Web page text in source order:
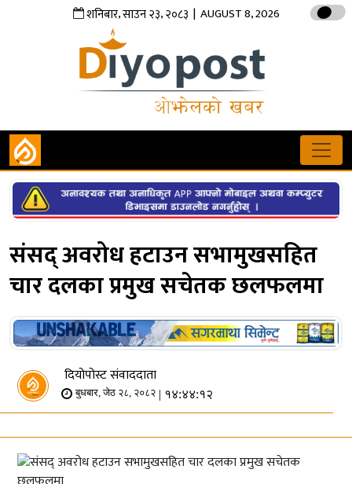
शनिबार,साउन२३,२०८३ | AUGUST 8, 2026
संसद् अवरोध हटाउन सभामुखसहित
चार दलका प्रमुख सचेतक छलफलमा
दियोपोस्ट संवाददाता
बुधबार, जेठ २८, २०८२ | १४:४४:१२